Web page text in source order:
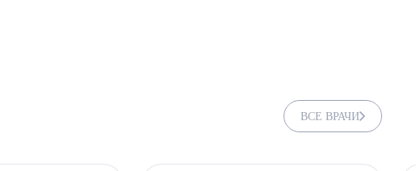
ВСЕ ВРАЧИ